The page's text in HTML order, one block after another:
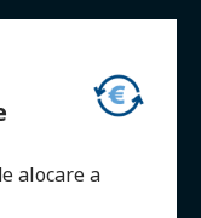
alocare a